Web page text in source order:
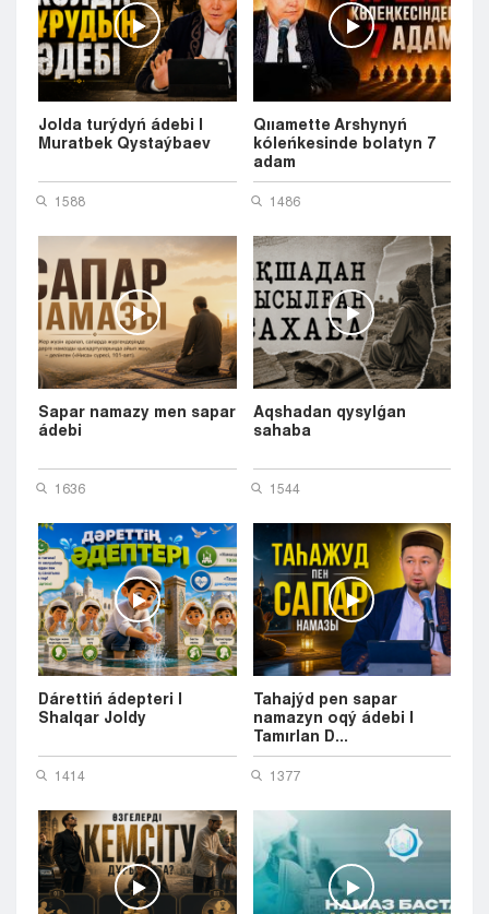
Jolda turýdyń ádebi |
Muratbek Qystaýbaev
1588
Qııamette Arshynyń
kóleńkesinde bolatyn 7
adam
1486
Sapar namazy men sapar
ádebi
1636
Aqshadan qysylǵan
sahaba
1544
Dárettiń ádepteri |
Shalqar Joldy
1414
Tahajýd pen sapar
namazyn oqý ádebi |
Tamırlan D...
1377